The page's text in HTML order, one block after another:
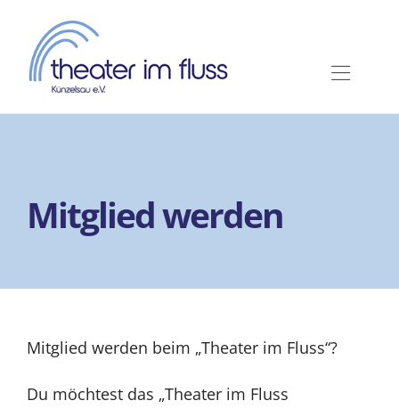
Inhalt
springen
Service
Mitglied werden
Mitglied werden beim „Theater im Fluss“?
Du möchtest das „Theater im Fluss